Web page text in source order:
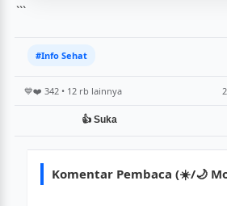
```
#Info Sehat
💙❤️ 342 • 12 rb lainnya
👍 Suka
Komentar Pembaca (☀️/🌙